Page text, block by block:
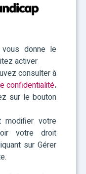
donne le
activer
consulter à
confidentialité.
sur le bouton
modifier votre
votre droit
sur Gérer